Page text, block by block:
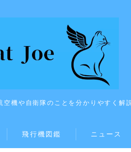
機や自衛隊のことを分かりやすく解
飛行機図鑑 ニュース